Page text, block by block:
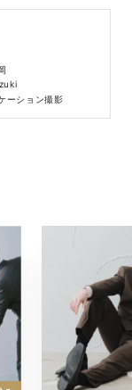
ーション撮影